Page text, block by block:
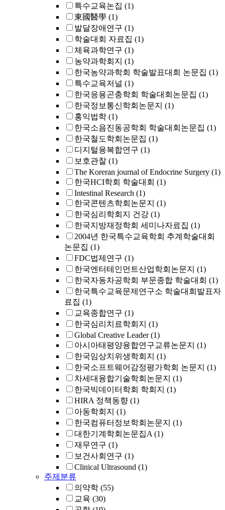
특수교육논집 (1)
東國醫學 (1)
발달장애연구 (1)
학술대회 자료집 (1)
체육과학연구 (1)
농약과학회지 (1)
한국농약과학회 학술발표대회 논문집 (1)
특수교육저널 (1)
한국응용곤충학회 학술대회논문집 (1)
한국정보통신학회논문지 (1)
홍익법학 (1)
한국소음진동공학회 학술대회논문집 (1)
한국철도학회논문집 (1)
디지털융복합연구 (1)
보호관찰 (1)
The Koreran journal of Endocrine Surgery (1)
한국HCI학회 학술대회 (1)
Intestinal Research (1)
한국콘텐츠학회논문지 (1)
한국심리학회지 건강 (1)
한국지방재정학회 세미나자료집 (1)
2004년 한국특수교육학회 추계학술대회
논문집 (1)
FDC법제연구 (1)
한국엔터테인먼트산업학회논문지 (1)
한국자동차공학회 부문종합 학술대회 (1)
한국특수교육문제연구소 학술대회발표자
료집 (1)
교육종합연구 (1)
한국심리치료학회지 (1)
Global Creative Leader (1)
아시아태평양융합연구교류논문지 (1)
한국임상치위생학회지 (1)
한국소프트웨어감정평가학회 논문지 (1)
차세대융합기술학회논문지 (1)
한국빅데이터학회 학회지 (1)
HIRA 정책동향 (1)
아동학회지 (1)
한국컴퓨터정보학회논문지 (1)
대한기계학회논문집A (1)
재무연구 (1)
보건사회연구 (1)
Clinical Ultrasound (1)
주제분류
의약학 (55)
교육 (30)